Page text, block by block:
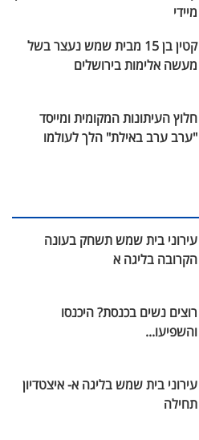
מיידי
קטין בן 15 מבית שמש נעצר בשל
מעשה אלימות בירושלים
חלוץ העיתונות המקומית ומייסד
"ערב ערב באילת" הלך לעולמו
עירוני בית שמש תשחק בעונה
הקרובה בליגה א
רוצים נשים בכנסת? היכנסו
והשפיעו...
עירוני בית שמש בליגה א- איצטדיון
תחילה